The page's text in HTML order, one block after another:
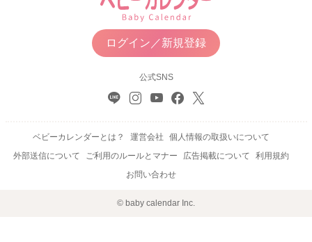
ログイン／新規登録
公式SNS
ベビーカレンダーとは？ 運営会社
個人情報の取扱いについて
外部送信について
ご利用のルールとマナー 広告掲載について
利用規約
お問い合わせ
© baby calendar Inc.